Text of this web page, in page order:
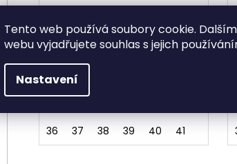
Tento web používá soubory cookie.
webu vyjadřujete souhlas s jejich
Nastavení
1 499 Kč
Materiál svršku: syntetika
Podšívka: textilní + vyjímatelná
stélka Podešev: syntetika
36 37 38 39 40 41